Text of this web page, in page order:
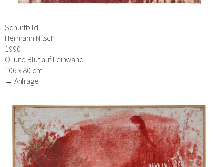
Schüttbild
Hermann Nitsch
1990
Öl und Blut auf Leinwand
106 x 80 cm
→ Anfrage